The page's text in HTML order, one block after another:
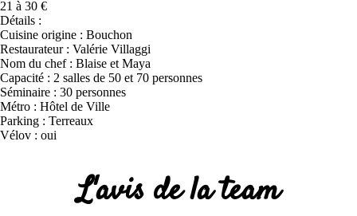
21 à 30 €
Détails :
Cuisine origine : Bouchon
Restaurateur : Valérie Villaggi
Nom du chef : Blaise et Maya
Capacité : 2 salles de 50 et 70 personnes
Séminaire : 30 personnes
Métro : Hôtel de Ville
Parking : Terreaux
Vélov : oui
L'avis de la team